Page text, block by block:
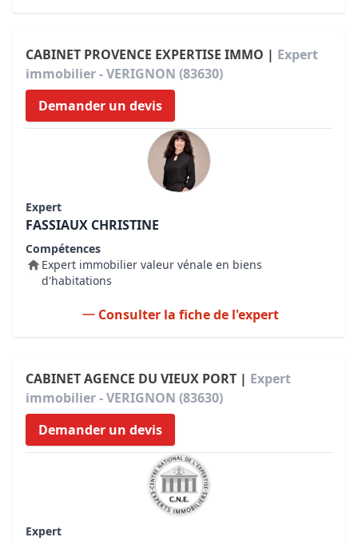
CABINET PROVENCE EXPERTISE IMMO | Expert
immobilier - VERIGNON (83630)
Demander un devis
Expert
FASSIAUX CHRISTINE
Compétences
Expert immobilier valeur vénale en biens
d'habitations
Consulter la fiche de l'expert
CABINET AGENCE DU VIEUX PORT | Expert
immobilier - VERIGNON (83630)
Demander un devis
Expert